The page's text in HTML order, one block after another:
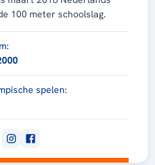
100 meter schoolslag.
spelen: